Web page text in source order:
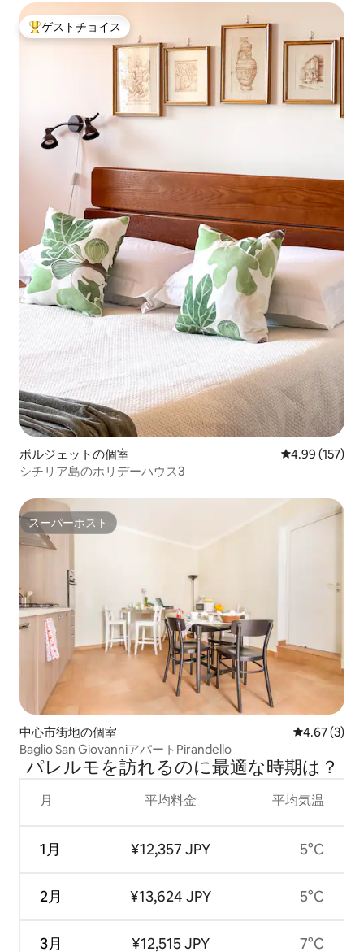
大好評のゲストチョイスです。
ゲストチョイス
ボルジェットの個室 レビュー157
4.99 (157)
シチリア島のホリデーハウス3
スーパーホスト
スーパーホスト
中心市街地の個室 レビュー3
4.67 (3)
Baglio San GiovanniアパートPirandello
パレルモを訪⁠れ⁠るの⁠に最⁠適⁠な時⁠期⁠は⁠？
月
1月
2月
3月
平均料金
¥12,357 JPY
¥13,624 JPY
¥12,515 JPY
平均気温
5°C
5°C
7°C